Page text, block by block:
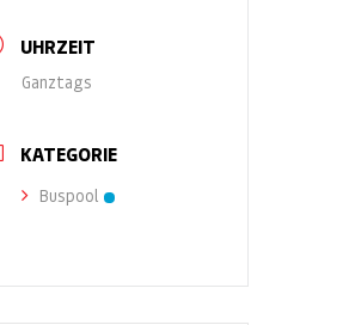
UHRZEIT
Ganztags
KATEGORIE
Buspool